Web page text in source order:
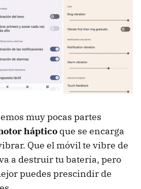
muy pocas partes
háptico que se encarga
Que el móvil te vibre de
a destruir tu batería, pero
puedes prescindir de